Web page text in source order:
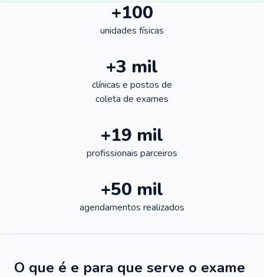
+100
unidades físicas
+3 mil
clínicas e postos de
coleta de exames
+19 mil
profissionais parceiros
+50 mil
agendamentos realizados
O que é e para que serve o exame